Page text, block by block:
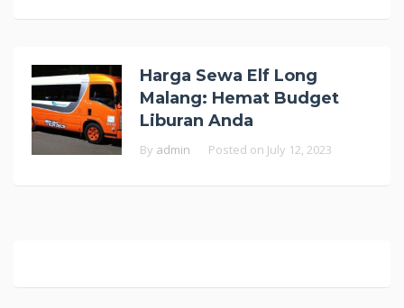
Harga Sewa Elf Long
Malang: Hemat Budget
Liburan Anda
By admin Posted on July 12, 2023